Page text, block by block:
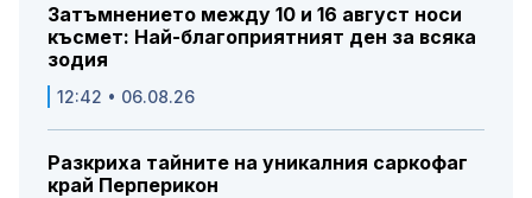
Затъмнението между 10 и 16 август носи
късмет: Най-благоприятният ден за всяка
зодия
12:42 • 06.08.26
Разкриха тайните на уникалния саркофаг
край Перперикон